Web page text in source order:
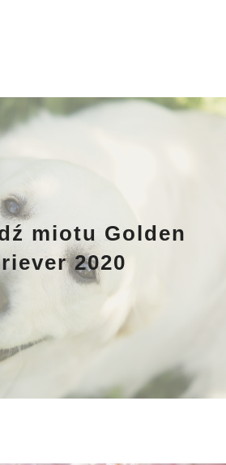
miotu Golden
2020